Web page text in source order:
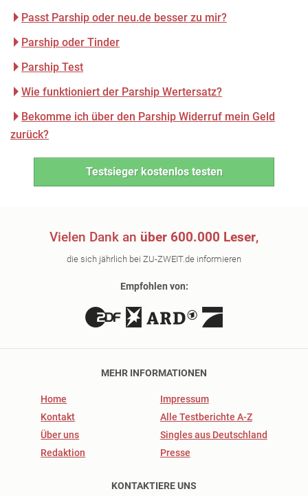
Passt Parship oder neu.de besser zu mir?
Parship oder Tinder
Parship Test
Wie funktioniert der Parship Wertersatz?
Bekomme ich über den Parship Widerruf mein Geld
zurück?
Testsieger kostenlos testen
Vielen Dank an über 600.000 Leser,
die sich jährlich bei ZU-ZWEIT.de informieren
Empfohlen von:
MEHR INFORMATIONEN
Home
Kontakt
Über uns
Redaktion
Impressum
Alle Testberichte A-Z
Singles aus Deutschland
Presse
KONTAKTIERE UNS